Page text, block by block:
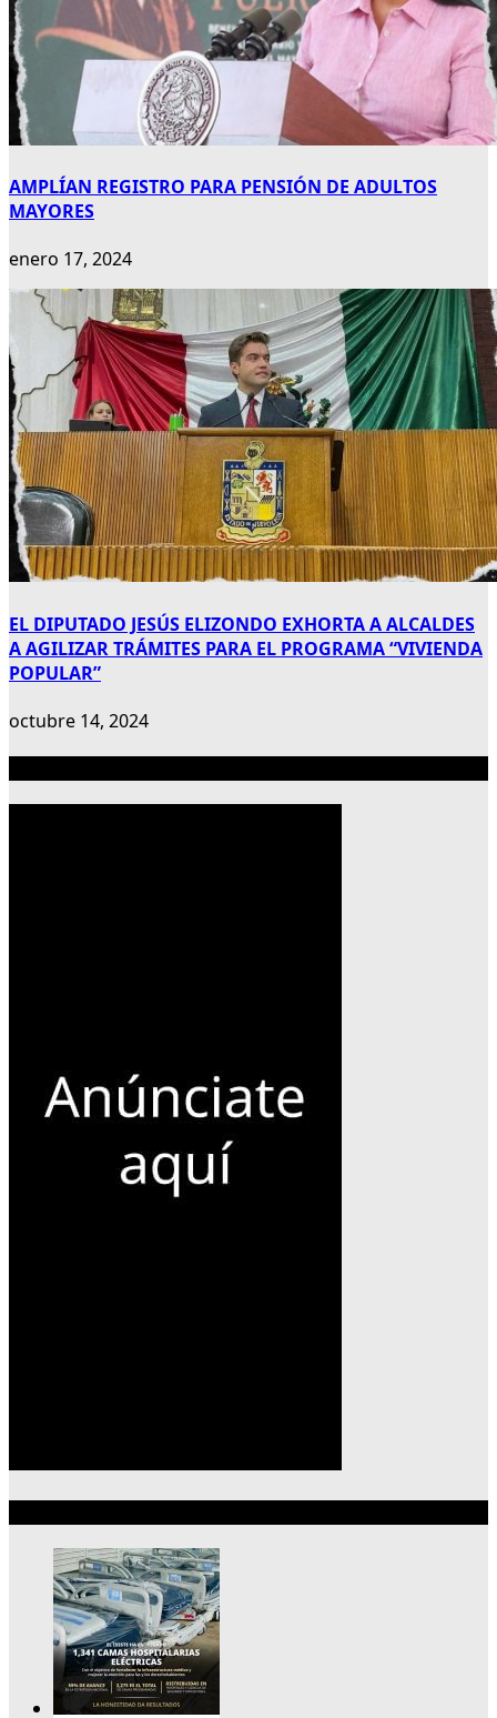
AMPLÍAN REGISTRO PARA PENSIÓN DE ADULTOS
MAYORES
enero 17, 2024
EL DIPUTADO JESÚS ELIZONDO EXHORTA A ALCALDES
A AGILIZAR TRÁMITES PARA EL PROGRAMA “VIVIENDA
POPULAR”
octubre 14, 2024